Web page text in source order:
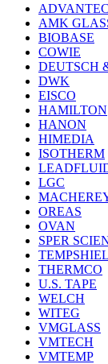
ADVANTEC
AMK
BIOBASE
COWIE
DEUTSCH
DWK
EISCO
HAMILTON
HANON
HIMEDIA
ISOTHERM
LGC
OREAS
OVAN
SPER
THERMCO
U.S. TAPE
WELCH
WITEG
VMGLASS
VMTECH
VMTEMP